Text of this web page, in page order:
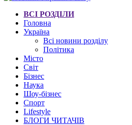
ВСІ РОЗДІЛИ
Головна
Україна
Всі новини розділу
Політика
Місто
Світ
Бізнес
Наука
Шоу-бізнес
Спорт
Lifestyle
БЛОГИ ЧИТАЧІВ